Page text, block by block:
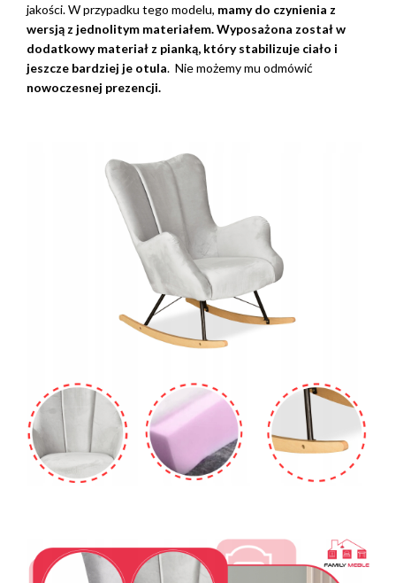
jakości. W przypadku tego modelu, mamy do czynienia z
wersją z jednolitym materiałem. Wyposażona został w
dodatkowy materiał z pianką, który stabilizuje ciało i
jeszcze bardziej je otula. Nie możemy mu odmówić
nowoczesnej prezencji.